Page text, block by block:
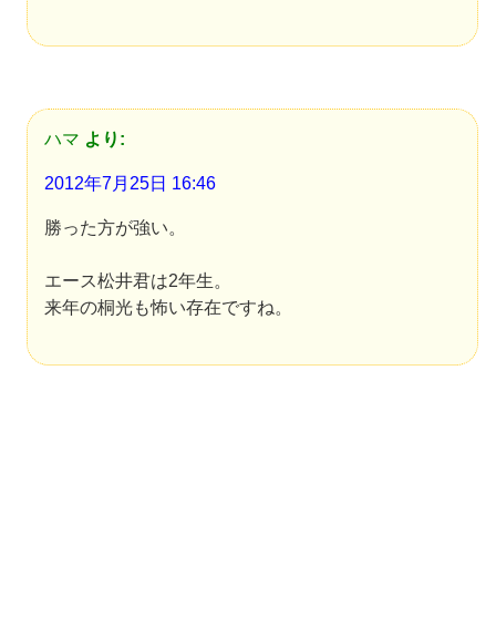
ハマ より:
2012年7月25日 16:46
勝った方が強い。
エース松井君は2年生。
来年の桐光も怖い存在ですね。